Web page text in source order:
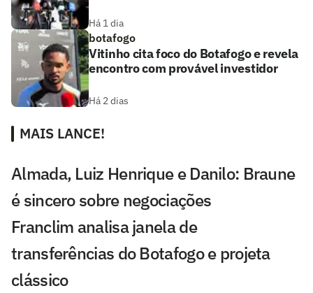
Há 1 dia
botafogo
Vitinho cita foco do Botafogo e revela
encontro com provável investidor
Há 2 dias
MAIS LANCE!
Almada, Luiz Henrique e Danilo: Braune
é sincero sobre negociações
Franclim analisa janela de
transferências do Botafogo e projeta
clássico